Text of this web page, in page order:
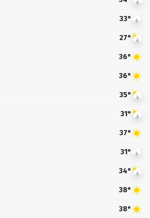
33°
27°
36°
36°
35°
31°
37°
31°
34°
38°
38°